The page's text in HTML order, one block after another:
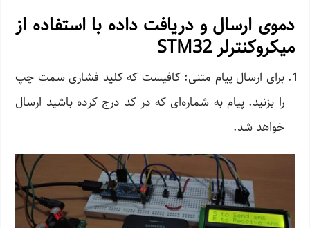
دموی ارسال و دریافت داده با استفاده از
میکروکنترلر STM32
برای ارسال پیام متنی: کافیست که کلید فشاری سمت چپ
را بزنید. پیام به شماره‌ای که در کد درج کرده باشید ارسال
خواهد شد.